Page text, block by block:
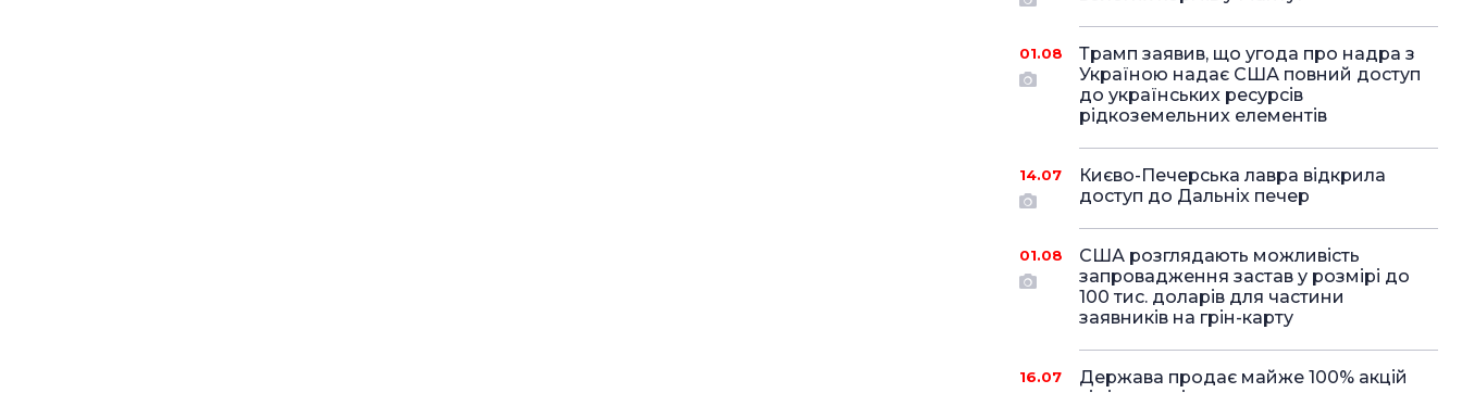
01.08
Трамп заявив, що угода про надра з
Україною надає США повний доступ
до українських ресурсів
рідкоземельних елементів
14.07
Києво-Печерська лавра відкрила
доступ до Дальніх печер
01.08
США розглядають можливість
запровадження застав у розмірі до
100 тис. доларів для частини
заявників на грін-карту
16.07
Держава продає майже 100% акцій